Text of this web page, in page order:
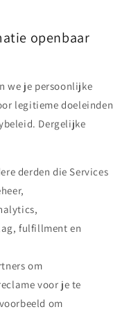
openbaar
we je persoonlijke
legitieme doeleinden
Dergelijke
derden die Services
fulfillment en
om
voor je te
om